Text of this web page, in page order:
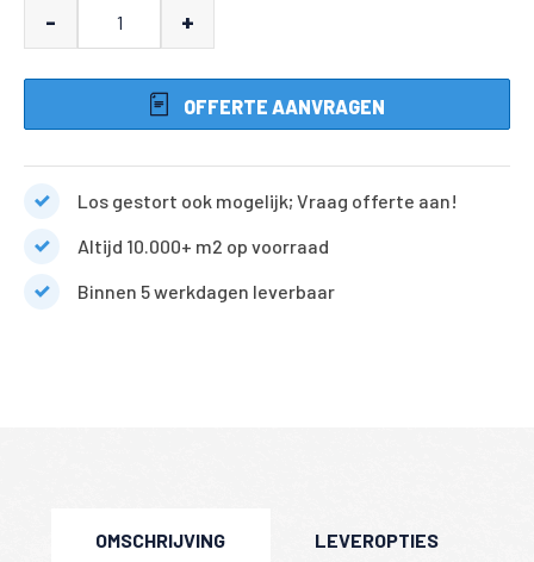
7
duimers
- +
OFFERTE AANVRAGEN
Los gestort ook mogelijk; Vraag offerte aan!
Altijd 10.000+ m2 op voorraad
Binnen 5 werkdagen leverbaar
OMSCHRIJVING LEVEROPTIES